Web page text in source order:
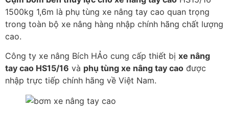
1500kg 1,6m là phụ tùng xe nâng tay cao quan trọng
trong toàn bộ xe nâng hàng nhập chính hãng chất lượng
cao.
Công ty xe nâng Bích HẢo cung cấp thiết bị xe nâng
tay cao HS15/16 và phụ tùng xe nâng tay cao được
nhập trực tiếp chính hãng về Việt Nam.